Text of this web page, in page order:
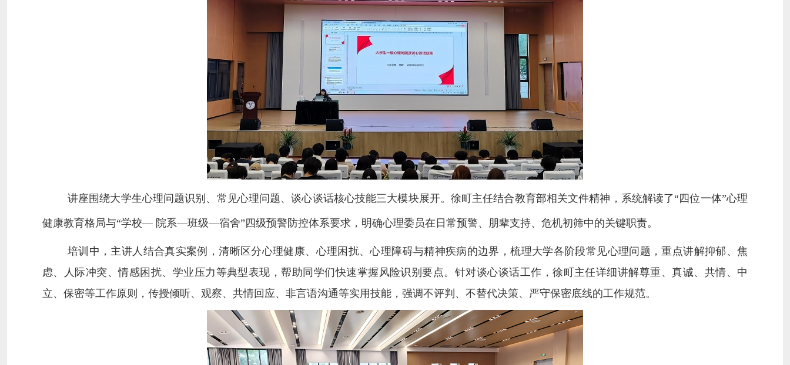
讲座围绕大学生心理问题识别、常见心理问题、谈心谈话核心技能三大模块展开。徐町主任结合教育部相关文件精神，系统解读了“四位一体”心理
健康教育格局与“学校— 院系—班级—宿舍”四级预警防控体系要求，明确心理委员在日常预警、朋辈支持、危机初筛中的关键职责。
培训中，主讲人结合真实案例，清晰区分心理健康、心理困扰、心理障碍与精神疾病的边界，梳理大学各阶段常见心理问题，重点讲解抑郁、焦
虑、人际冲突、情感困扰、学业压力等典型表现，帮助 同学们快速掌握风险识别要点。针对谈心谈话工作，徐町主任详细讲解尊重、真诚、共情、中
立、保密等工作原则，传授倾听、观察、共情回应、非言语沟通等实用技能，强调不评判、不替代决策、严守保密底线的工作规范。